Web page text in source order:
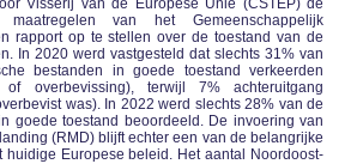
Visserij van de Europese Unie (CSTEP) de
van het Gemeenschappelijk
rapport op te stellen over de toestand van de
In 2020 werd vastgesteld dat slechts 31% van
bestanden in goede toestand verkeerden
of overbevissing), terwijl 7% achteruitgang
was). In 2022 werd slechts 28% van de
goede toestand beoordeeld. De invoering van
(RMD) blijft echter een van de belangrijke
huidige Europese beleid. Het aantal Noordoost-